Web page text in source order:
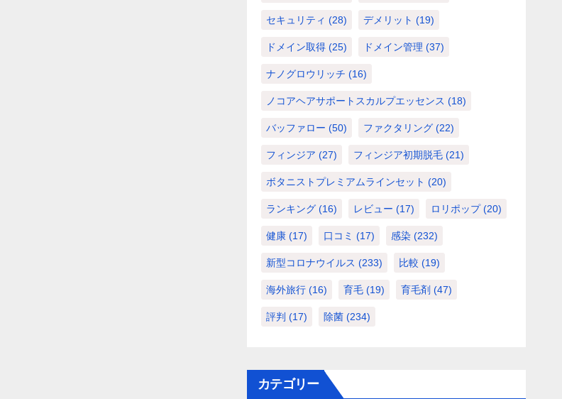
セキュリティ (28) デメリット (19)
ドメイン取得 (25) ドメイン管理 (37)
ナノグロウリッチ (16)
ノコアヘアサポートスカルプエッセンス (18)
バッファロー (50) ファクタリング (22)
フィンジア (27) フィンジア初期脱毛 (21)
ボタニストプレミアムラインセット (20)
ランキング (16) レビュー (17) ロリポップ(20)
健康 (17) 口コミ (17) 感染 (232)
新型コロナウイルス (233) 比較 (19)
海外旅行 (16) 育毛 (19) 育毛剤 (47)
評判 (17) 除菌 (234)
カテゴリー